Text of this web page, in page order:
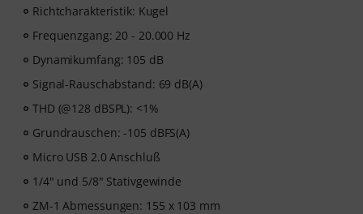
Richtcharakteristik: Kugel
Frequenzgang: 20 - 20.000 Hz
Dynamikumfang: 105 dB
Signal-Rauschabstand: 69 dB(A)
THD (@128 dBSPL): <1%
Grundrauschen: -105 dBFS(A)
Micro USB 2.0 Anschluß
1/4" und 5/8" Stativgewinde
ZM-1 Abmessungen: 155 x 103 mm